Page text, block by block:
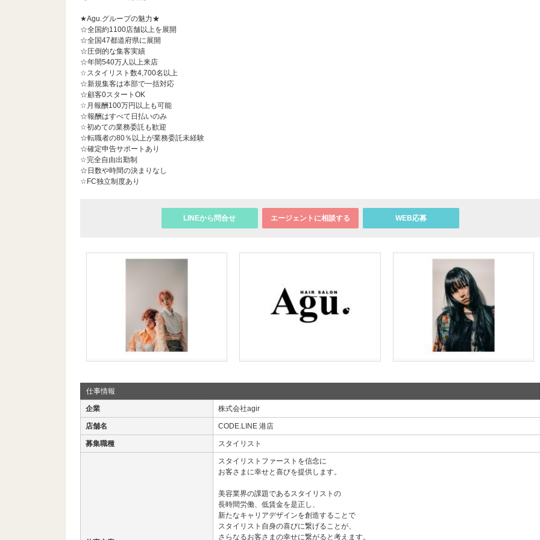
★Agu.グループの魅力★
☆全国約1100店舗以上を展開
☆全国47都道府県に展開
☆圧倒的な集客実績
☆年間540万人以上来店
☆スタイリスト数4,700名以上
☆新規集客は本部で一括対応
☆顧客0スタートOK
☆月報酬100万円以上も可能
☆報酬はすべて日払いのみ
☆初めての業務委託も歓迎
☆転職者の80％以上が業務委託未経験
☆確定申告サポートあり
☆完全自由出勤制
☆日数や時間の決まりなし
☆FC独立制度あり
LINEから問合せ エージェントに相談する WEB応募
仕事情報
企業 株式会社agir
店舗名 CODE.LINE 港店
募集職種 スタイリスト
スタイリストファーストを信念に
お客さまに幸せと喜びを提供します。
美容業界の課題であるスタイリストの
長時間労働、低賃金を是正し、
新たなキャリアデザインを創造することで
スタイリスト自身の喜びに繋げることが、
さらなるお客さまの幸せに繋がると考えます。